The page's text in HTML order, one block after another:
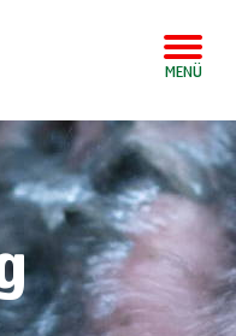
MENÜ